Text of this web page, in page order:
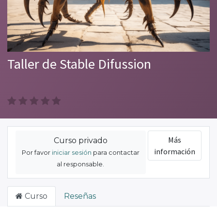
Taller de Stable Difussion
Curso privado
Por favor iniciar sesión para contactar
al responsable.
Más
información
Curso Reseñas